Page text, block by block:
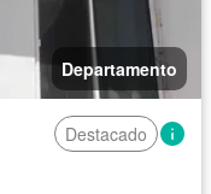
Departamento
Destacado